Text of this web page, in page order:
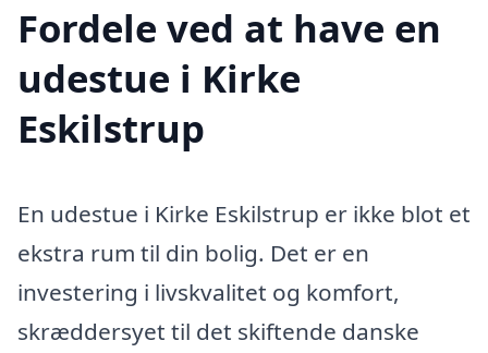
Fordele ved at have en
udestue i Kirke
Eskilstrup
En udestue i Kirke Eskilstrup er ikke blot et
ekstra rum til din bolig. Det er en
investering i livskvalitet og komfort,
skræddersyet til det skiftende danske